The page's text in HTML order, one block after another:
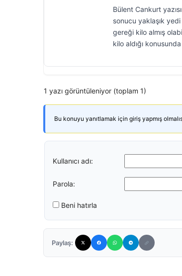
Bülent Cankurt
sonucu yaklaşık
gereği kilo almış
kilo aldığı konusunda
1 yazı görüntüleniyor (toplam 1)
Bu konuyu yanıtlamak için giriş yapmış
Kullanıcı adı:
Parola:
Beni hatırla
Paylaş: